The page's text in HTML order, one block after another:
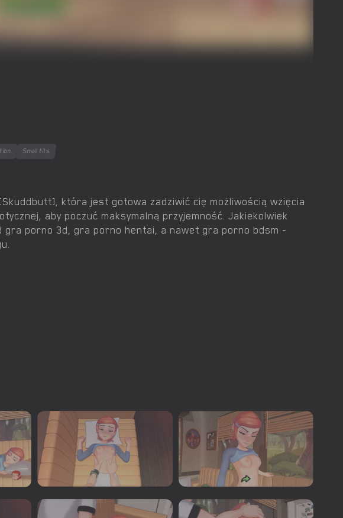
Small tits
która jest gotowa zadziwić cię możliwością wzięcia
aby poczuć maksymalną przyjemność. Jakiekolwiek
gra porno 3d, gra porno hentai, a nawet gra porno bdsm -